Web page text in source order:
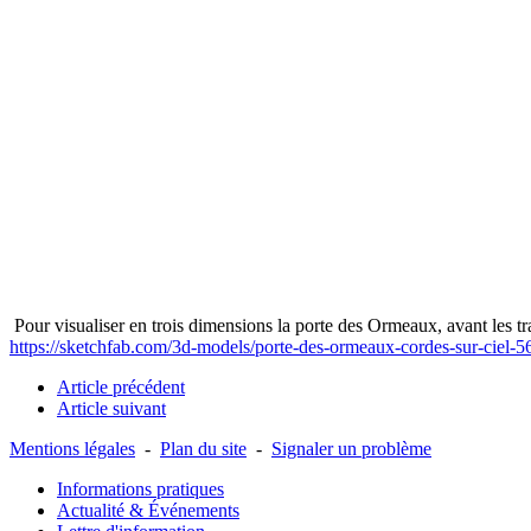
Pour visualiser en trois dimensions la porte des Ormeaux, avant les
https://sketchfab.com/3d-models/porte-des-ormeaux-cordes-sur-ciel-
Article précédent
Article suivant
Mentions légales - Plan du site - Signaler un problème
Informations pratiques
Actualité & Événements